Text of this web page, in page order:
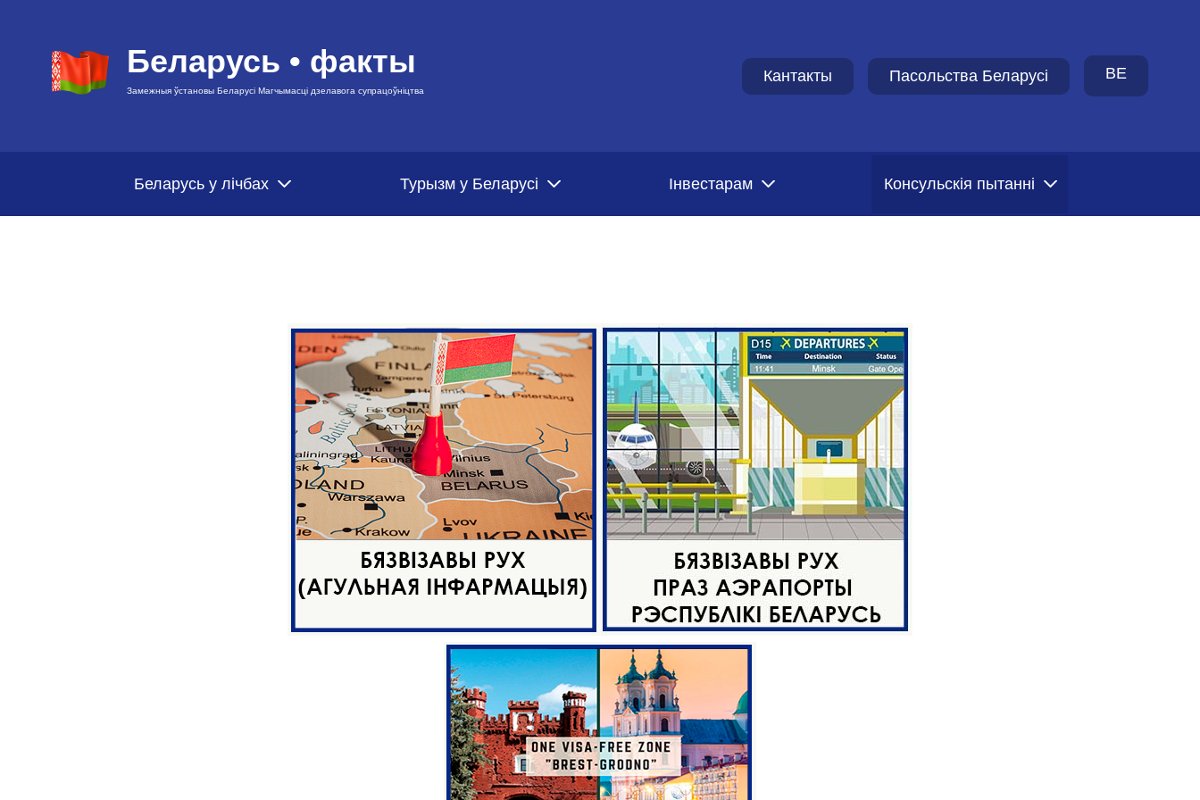
Беларусь • факты
Замежныя ўстановы Беларусі Магчымасці дзелавога супрацоўніцтва
Кантакты Пасольства Беларусi BE
Беларусь у лічбах Турызм у Беларусі Iнвестарам Консульскія пытанні